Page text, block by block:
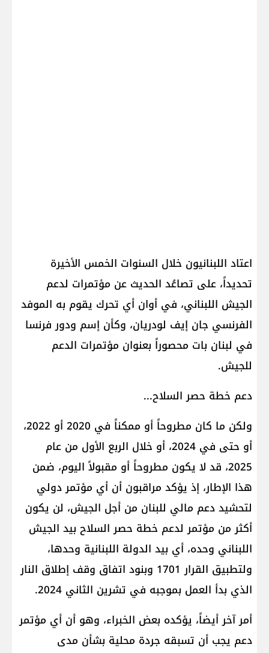
اعتاد اللبنانيون خلال السنوات الخمس الأخيرة
تحديداً، على تصاعُد الحديث عن مؤتمرات لدعم
الجيش اللبناني، في أوان أي تحرك يقوم به الموفد
الفرنسي جان إيف لودريان، وكأن إسم ودور فرنسا
في لبنان بات محصوراً بعنوان مؤتمرات الدعم
للجيش.
دعم خطة حصر السلاح...
ولكن ما كان مطروحاً أو ممكناً في 2020 أو 2022،
أو حتى في 2024، أو خلال الربع الأول من عام
2025، قد لا يكون مطروحاً أو مقبولاً اليوم، ضمن
هذا الإطار، إذ يؤكد مراقبون أن أي مؤتمر دولي
لتحشيد دعم مالي للبنان من أجل الجيش، لن يكون
أكثر من مؤتمر لدعم خطة حصر السلاح بيد الجيش
اللبناني وحده، أي بيد الدولة اللبنانية وحدها،
ولتطبيق القرار 1701 وبنود اتفاق وقف إطلاق النار
الذي بدأ العمل بموجبه في تشرين الثاني 2024.
أمر آخر أيضاً، يؤكده بعض الخبراء، وهو أن أي مؤتمر
دعم يجب أن تسبقه جردة محلية بشأن مدى